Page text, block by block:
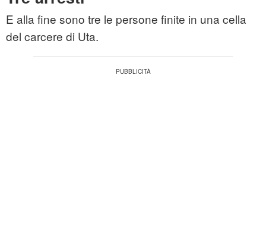
E alla fine sono tre le persone finite in una cella
del carcere di Uta.